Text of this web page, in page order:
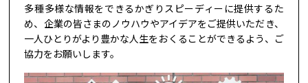
多種多様な情報をできるかぎりスピーディーに提供するた
め、企業の皆さまのノウハウやアイデアをご提供いただき、
一人ひとりがより豊かな人生をおくることができるよう、ご
協力をお願いします。